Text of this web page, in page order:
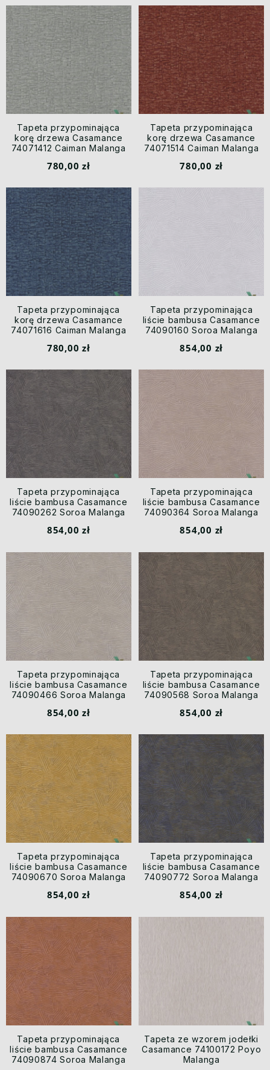
Tapeta przypominająca
korę drzewa Casamance
74071412 Caiman Malanga
780,00 zł
Tapeta przypominająca
korę drzewa Casamance
74071514 Caiman Malanga
780,00 zł
Tapeta przypominająca
korę drzewa Casamance
74071616 Caiman Malanga
780,00 zł
Tapeta przypominająca
liście bambusa Casamance
74090160 Soroa Malanga
854,00 zł
Tapeta przypominająca
liście bambusa Casamance
74090262 Soroa Malanga
854,00 zł
Tapeta przypominająca
liście bambusa Casamance
74090364 Soroa Malanga
854,00 zł
Tapeta przypominająca
liście bambusa Casamance
74090466 Soroa Malanga
854,00 zł
Tapeta przypominająca
liście bambusa Casamance
74090568 Soroa Malanga
854,00 zł
Tapeta przypominająca
liście bambusa Casamance
74090670 Soroa Malanga
854,00 zł
Tapeta przypominająca
liście bambusa Casamance
74090772 Soroa Malanga
854,00 zł
Tapeta przypominająca
liście bambusa Casamance
74090874 Soroa Malanga
Tapeta ze wzorem jodełki
Casamance 74100172 Poyo
Malanga